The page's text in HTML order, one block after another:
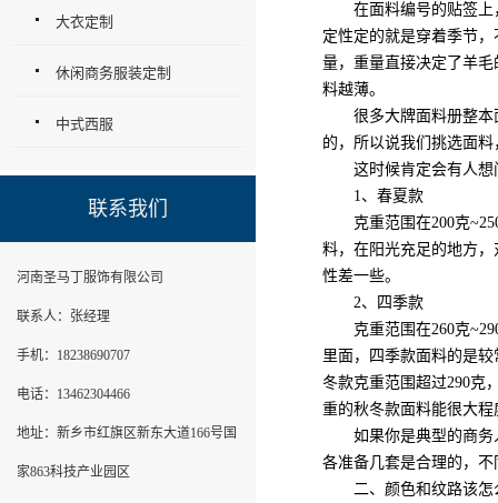
在面料编号的贴签上，
定性定的就是穿着季节
量，重量直接决定了羊
料越薄。
很多大牌面料册整本面
的，所以说我们挑选面
这时候肯定会有人想
1、春夏款
克重范围在200克~250
料，在阳光充足的地方
性差一些。
2、四季款
克重范围在260克~290
里面，四季款面料的是
冬款克重范围超过290克
重的秋冬款面料能很大
如果你是典型的商务人
各准备几套是合理的，
二、颜色和纹路该怎
大衣定制
休闲商务服装定制
中式西服
联系我们
河南圣马丁服饰有限公司
联系人：张经理
手机：18238690707
电话：13462304466
地址：新乡市红旗区新东大道166号国
家863科技产业园区